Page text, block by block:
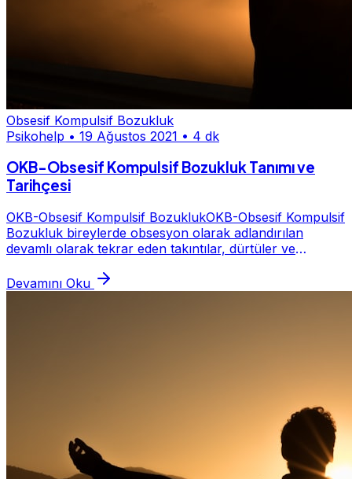
Obsesif Kompulsif Bozukluk
Psikohelp • 19 Ağustos 2021 • 4 dk
OKB-Obsesif Kompulsif Bozukluk Tanımı ve
Tarihçesi
OKB-Obsesif Kompulsif BozuklukOKB-Obsesif Kompulsif
Bozukluk bireylerde obsesyon olarak adlandırılan
devamlı olarak tekrar eden takıntılar, dürtüler ve
Devamını Oku